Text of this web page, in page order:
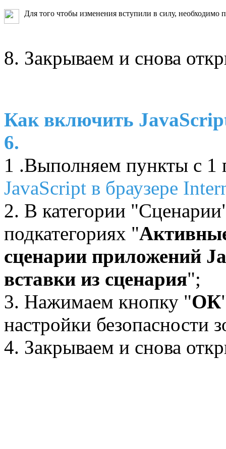
Для того чтобы изменения вступили в силу, необходимо
8. Закрываем и снова
Как включить
6.
1 .Выполняем пункты с 1
JavaScript в браузере
2. В категории
подкатегориях "
сценарии приложений
вставки из сценария";
3. Нажимаем кнопку "ОК
настройки безопасности
4. Закрываем и снова